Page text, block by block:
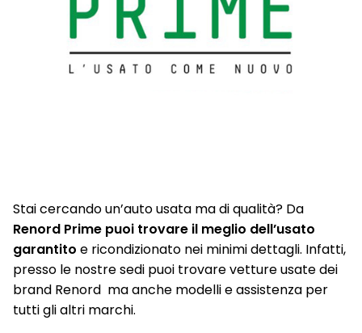
Stai cercando un’auto usata ma di qualità? Da
Renord Prime puoi trovare il meglio dell’usato
garantito e ricondizionato nei minimi dettagli. Infatti,
presso le nostre sedi puoi trovare vetture usate dei
brand Renord ma anche modelli e assistenza per
tutti gli altri marchi.